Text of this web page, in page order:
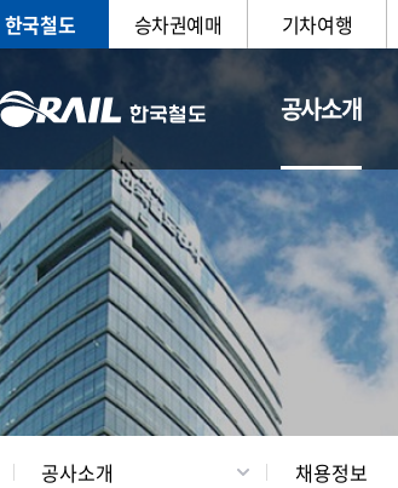
한국철도 승차권예매 기차여행
공사소개
CEO 일반현황
공사소개 채용정보